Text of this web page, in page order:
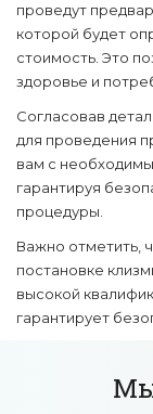
проведут
которой будет
стоимость. Это
здоровье и
Согласовав
для проведения
вам с
гарантируя
процедуры.
Важно отметить,
постановке
высокой
гарантирует
Мы